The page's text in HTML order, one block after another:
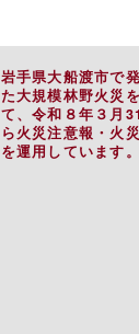
岩手県大船渡市で
た大規模林野火災
て、令和８年３月
ら火災注意報・火
を運用しています。